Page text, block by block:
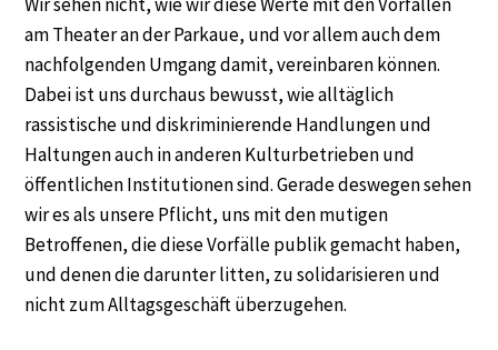
am Theater an der Parkaue, und vor allem auch dem
nachfolgenden Umgang damit, vereinbaren können.
Dabei ist uns durchaus bewusst, wie alltäglich
rassistische und diskriminierende Handlungen und
Haltungen auch in anderen Kulturbetrieben und
öffentlichen Institutionen sind. Gerade deswegen sehen
wir es als unsere Pflicht, uns mit den mutigen
Betroffenen, die diese Vorfälle publik gemacht haben,
und denen die darunter litten, zu solidarisieren und
nicht zum Alltagsgeschäft überzugehen.